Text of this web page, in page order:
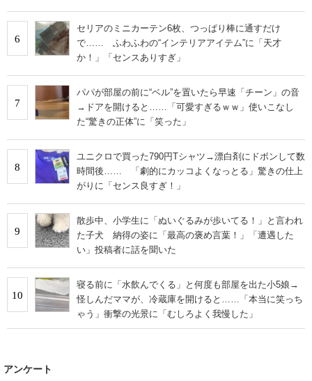
6
セリアのミニカーテン6枚、つっぱり棒に通すだけ
で…… ふわふわの“インテリアアイテム”に「天才
か！」「センスありすぎ」
7
パパが部屋の前に“ベル”を置いたら早速「チーン」の音
→ドアを開けると……「可愛すぎるｗｗ」使いこなし
た“驚きの正体”に「笑った」
8
ユニクロで買った790円Tシャツ→漂白剤にドボンして数
時間後…… 「劇的にカッコよくなっとる」驚きの仕上
がりに「センス良すぎ！」
9
散歩中、小学生に「ぬいぐるみが歩いてる！」と言われ
た子犬 納得の姿に「最高の褒め言葉！」「遭遇した
い」投稿者に話を聞いた
10
寝る前に「水飲んでくる」と何度も部屋を出た小5娘→
怪しんだママが、冷蔵庫を開けると……「本当に笑っち
ゃう」衝撃の光景に「むしろよく我慢した」
アンケート